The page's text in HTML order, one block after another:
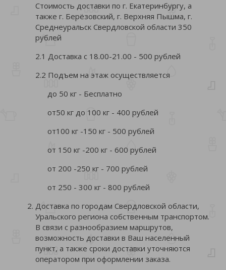
Стоимость доставки по г. Екатеринбургу, а
также г. Берёзовский, г. Верхняя Пышма, г.
Среднеуральск Свердловской области 350
рублей
2.1 Доставка с 18.00-21.00 - 500 рублей
2.2 Подъем на этаж осуществляется
до 50 кг - Бесплатно
от50 кг до 100 кг - 400 рублей
от100 кг -150 кг - 500 рублей
от 150 кг -200 кг - 600 рублей
от 200 -250 кг - 700 рублей
от 250 - 300 кг - 800 рублей
Доставка по городам Свердловской области,
Уральского региона собственным транспортом.
В связи с разнообразием маршрутов,
возможность доставки в Ваш населенный
пункт, а также сроки доставки уточняются
оператором при оформлении заказа.